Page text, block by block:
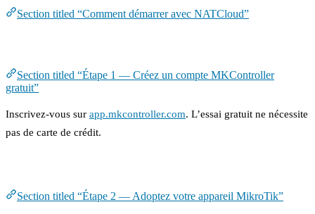
Section titled “Comment démarrer avec NATCloud”
Section titled “Étape 1 — Créez un compte MKController
gratuit”
Inscrivez-vous sur app.mkcontroller.com. L’essai gratuit ne nécessite
pas de carte de crédit.
Section titled “Étape 2 — Adoptez votre appareil MikroTik”